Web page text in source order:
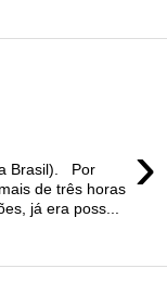
›
Brasil). Por
de três horas
já era poss...